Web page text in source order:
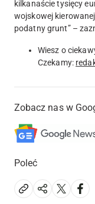
kilkanaście tysięcy
wojskowej
podatny grunt” –
Wiesz o
Czekamy:
Zobacz nas w
Poleć